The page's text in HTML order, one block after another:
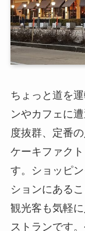
ちょっと道を
ンやカフェに
度抜群、定番
ケーキファク
す。ショッピ
ションにある
観光客も気軽
ストランです